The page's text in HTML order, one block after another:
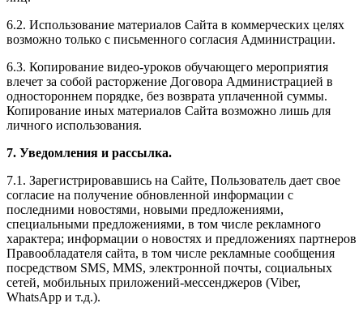
6.2. Использование материалов Сайта в коммерческих целях
возможно только с письменного согласия Администрации.
6.3. Копирование видео-уроков обучающего мероприятия
влечет за собой расторжение Договора Администрацией в
одностороннем порядке, без возврата уплаченной суммы.
Копирование иных материалов Сайта возможно лишь для
личного использования.
7. Уведомления и рассылка.
7.1. Зарегистрировавшись на Сайте, Пользователь дает свое
согласие на получение обновленной информации с
последними новостями, новыми предложениями,
специальными предложениями, в том числе рекламного
характера; информации о новостях и предложениях партнеров
Правообладателя сайта, в том числе рекламные сообщения
посредством SMS, MMS, электронной почты, социальных
сетей, мобильных приложений-мессенджеров (Viber,
WhatsApp и т.д.).